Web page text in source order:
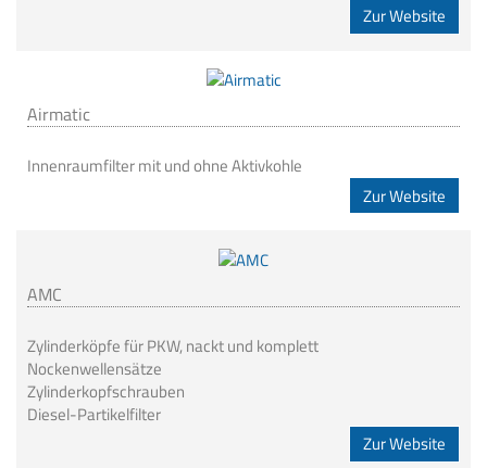
Zur Website
Airmatic
Innenraumfilter mit und ohne Aktivkohle
Zur Website
AMC
Zylinderköpfe für PKW, nackt und komplett
Nockenwellensätze
Zylinderkopfschrauben
Diesel-Partikelfilter
Zur Website